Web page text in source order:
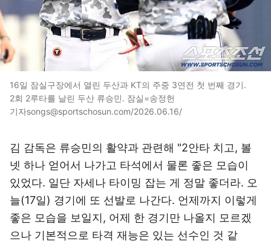
16일 잠실구장에서 열린 두산과 KT의 주중 3연전 첫 번째 경기.
2회 2루타를 날린 두산 류승민. 잠실=송정헌
기자songs@sportschosun.com/2026.06.16/
김 감독은 류승민의 활약과 관련해 "2안타 치고, 볼
넷 하나 얻어서 나가고 타석에서 물론 좋은 모습이
있었다. 일단 자세나 타이밍 잡는 게 정말 좋더라. 오
늘(17일) 경기에 또 선발로 나간다. 언제까지 이렇게
좋은 모습을 보일지, 어제 한 경기만 나올지 모르겠
으나 기본적으로 타격 재능은 있는 선수인 것 같